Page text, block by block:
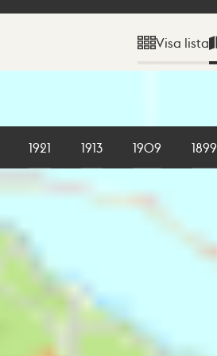
Visa lista
1921 1913 1909 1899